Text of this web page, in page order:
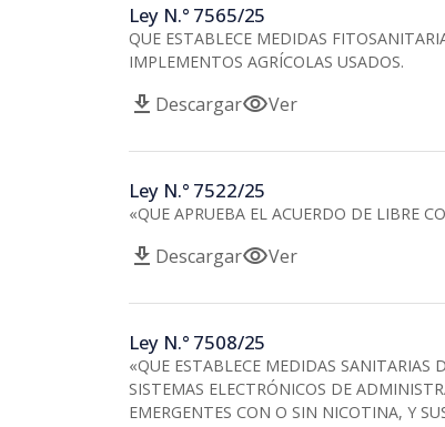
Ley N.° 7565/25
QUE ESTABLECE MEDIDAS
IMPLEMENTOS AGRÍCOLAS USADOS.
download DescargarvisibilityVer
Ley N.° 7522/25
«QUE APRUEBA EL ACUERDO DE LIBRE
download DescargarvisibilityVer
Ley N.° 7508/25
«QUE ESTABLECE MEDIDAS SANITARIAS
SISTEMAS ELECTRÓNICOS DE
EMERGENTES CON O SIN NICOTINA, Y